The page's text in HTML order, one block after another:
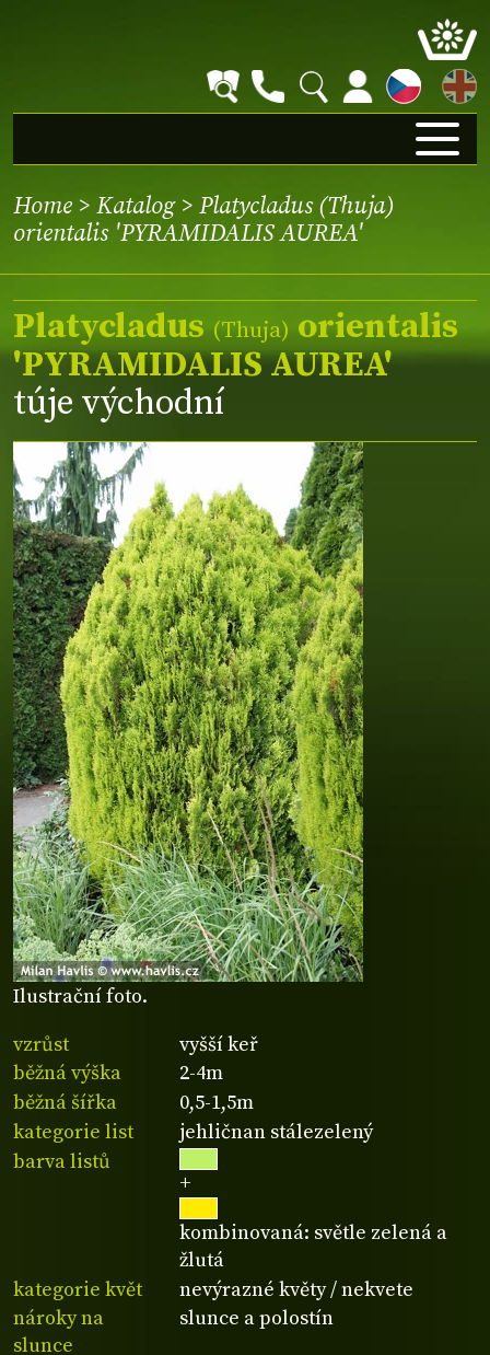
EN
Home > Katalog> Platycladus (Thuja)
orientalis 'PYRAMIDALIS AUREA'
Ilustrační foto.
Platycladus (Thuja) orientalis
'PYRAMIDALIS AUREA'
túje východní
vzrůst
vyšší keř
běžná výška
2-4m
běžná šířka
0,5-1,5m
kategorie list
jehličnan stálezelený
barva listů
+
kombinovaná: světle zelená a
žlutá
kategorie květ
nevýrazné květy / nekvete
nároky na
slunce
slunce a polostín